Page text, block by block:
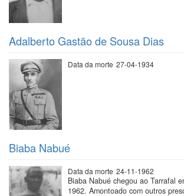
Adalberto Gastão de Sousa Dias
Data da morte 27-04-1934
Biaba Nabué
Data da morte 24-11-1962
Biaba Nabué chegou ao Tarrafal
1962. Amontoado com outros